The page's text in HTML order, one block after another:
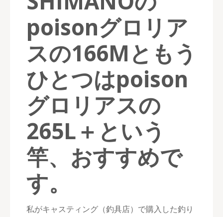
poisonグロリア
スの166Mともう
ひとつはpoison
グロリアスの
265L＋という
竿、おすすめで
す。
私がキャスティング（釣具店）で購入した釣り